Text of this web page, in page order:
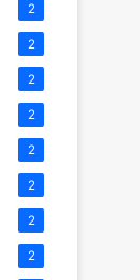
2
2
2
2
2
2
2
2